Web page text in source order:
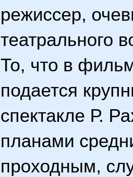
режиссер,
театрального
То, что в
подается
спектакле Р.
планами
проходным,